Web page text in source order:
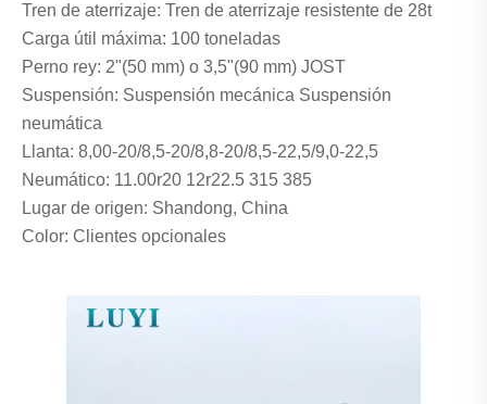
Tren de aterrizaje: Tren de aterrizaje resistente de 28t
Carga útil máxima: 100 toneladas
Perno rey: 2"(50 mm) o 3,5"(90 mm) JOST
Suspensión: Suspensión mecánica Suspensión
neumática
Llanta: 8,00-20/8,5-20/8,8-20/8,5-22,5/9,0-22,5
Neumático: 11.00r20 12r22.5 315 385
Lugar de origen: Shandong, China
Color: Clientes opcionales